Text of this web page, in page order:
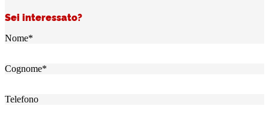
Sei interessato?
Nome*
Cognome*
Telefono